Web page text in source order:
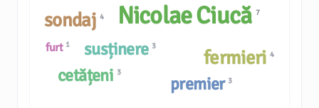
furt 1
sondaj4
cetățeni 3
susținere 3
fermieri 4
premier 3
Nicolae Ciucă7